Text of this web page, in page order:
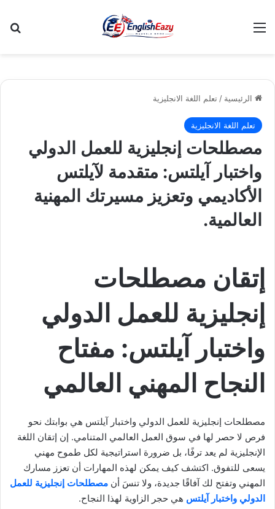
القائمة
الرئيسية / تعلم اللغة الانجليزية
تعلم اللغة الانجليزية
مصطلحات إنجليزية للعمل الدولي
واختبار آيلتس: متقدمة لآيلتس
الأكاديمي وتعزيز مسيرتك المهنية
العالمية.
إتقان مصطلحات
إنجليزية للعمل الدولي
واختبار آيلتس: مفتاح
النجاح المهني العالمي
مصطلحات إنجليزية للعمل الدولي واختبار آيلتس هي بوابتك نحو
فرص لا حصر لها في سوق العمل العالمي المتنامي. إن إتقان اللغة
الإنجليزية لم يعد ترفًا، بل ضرورة استراتيجية لكل طموح مهني
يسعى للتفوق. اكتشف كيف يمكن لهذه المهارات أن تعزز مسارك
المهني وتفتح لك آفاقًا جديدة، ولا تنسَ أن مصطلحات إنجليزية للعمل
الدولي واختبار آيلتس هي حجر الزاوية لهذا النجاح.